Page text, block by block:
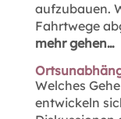
aufzubauen.
Fahrtwege
mehr gehen…
Welches
entwickeln